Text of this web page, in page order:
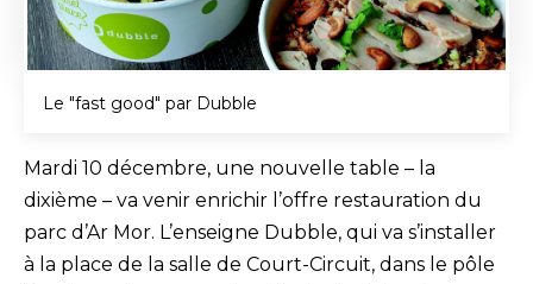
Le "fast good" par Dubble
Mardi 10 décembre, une nouvelle table – la
dixième – va venir enrichir l’offre restauration du
parc d’Ar Mor. L’enseigne Dubble, qui va s’installer
à la place de la salle de Court-Circuit, dans le pôle